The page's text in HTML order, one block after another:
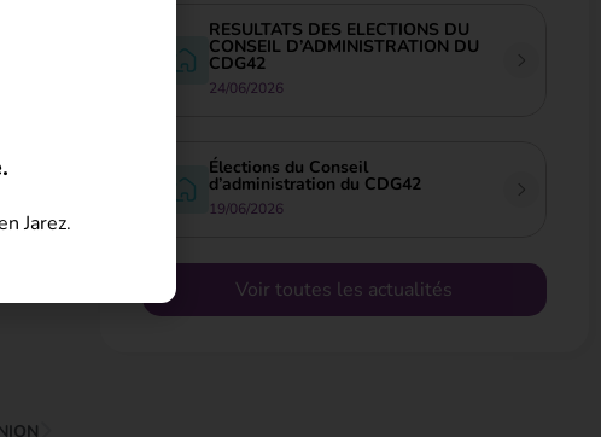
Voir toutes les actualités
RESULTATS DES ELECTIONS DU
CONSEIL D’ADMINISTRATION DU
CDG42
24/06/2026
Élections du Conseil
d’administration du CDG42
19/06/2026
Jarez.